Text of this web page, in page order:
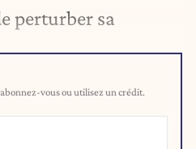
perturber sa
vous ou utilisez un crédit.